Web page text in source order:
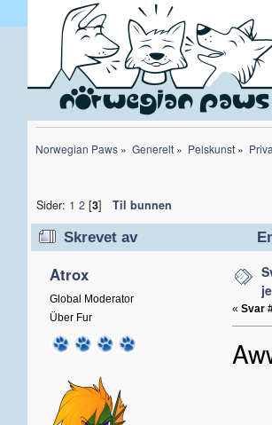
Norwegian Paws » Generelt» Pelskunst»
Sider: 1 2[3] Til bunnen
Skrevet av
Atrox
Global Moderator
Über Fur
« Svar